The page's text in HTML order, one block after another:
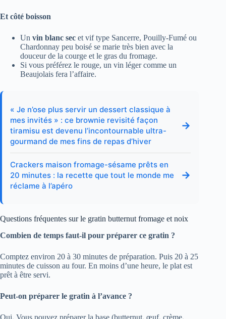
Et côté boisson
Un vin blanc sec et vif type Sancerre, Pouilly-Fumé ou
Chardonnay peu boisé se marie très bien avec la
douceur de la courge et le gras du fromage.
Si vous préférez le rouge, un vin léger comme un
Beaujolais fera l’affaire.
« Je n’ose plus servir un dessert classique à
mes invités » : ce brownie revisité façon
tiramisu est devenu l’incontournable ultra-
gourmand de mes fins de repas d’hiver
→
Crackers maison fromage-sésame prêts en
20 minutes : la recette que tout le monde me
réclame à l’apéro
→
Questions fréquentes sur le gratin butternut fromage et noix
Combien de temps faut-il pour préparer ce gratin ?
Comptez environ 20 à 30 minutes de préparation. Puis 20 à 25
minutes de cuisson au four. En moins d’une heure, le plat est
prêt à être servi.
Peut-on préparer le gratin à l’avance ?
Oui. Vous pouvez préparer la base (butternut, œuf, crème,